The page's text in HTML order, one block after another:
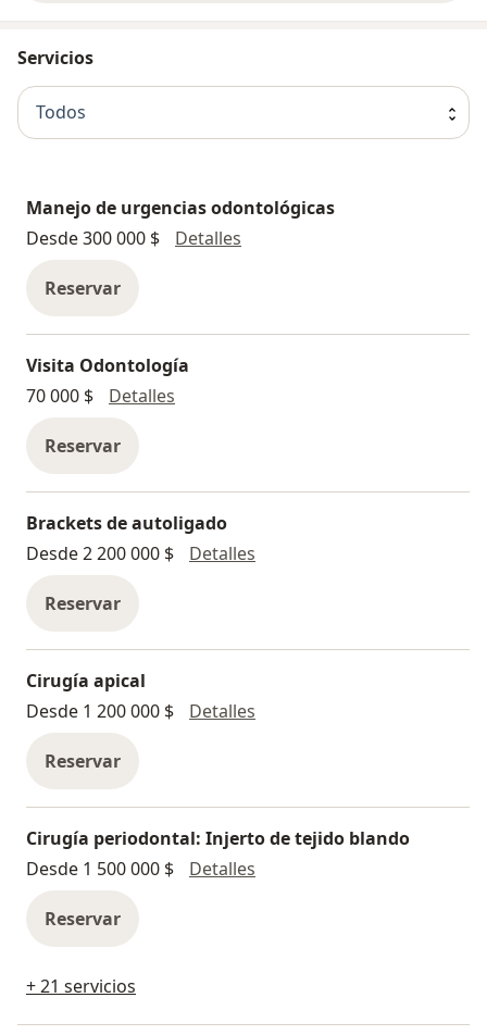
excelencia científica. En Luxus, cada sonrisa es una
obra de arte cuidada con detalle, profesionalismo y
pasión.
Servicios
Todos
Manejo de urgencias odontológicas
Desde 300 000 $
Detalles
Reservar
Visita Odontología
70 000 $
Detalles
Reservar
Brackets de autoligado
Desde 2 200 000 $
Detalles
Reservar
Cirugía apical
Desde 1 200 000 $
Detalles
Reservar
Cirugía periodontal: Injerto de tejido blando
Desde 1 500 000 $
Detalles
Reservar
+ 21 servicios